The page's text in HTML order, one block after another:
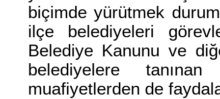
biçimde yürütmek
ilçe belediyeleri
Belediye Kanunu ve
belediyelere
muafiyetlerden de